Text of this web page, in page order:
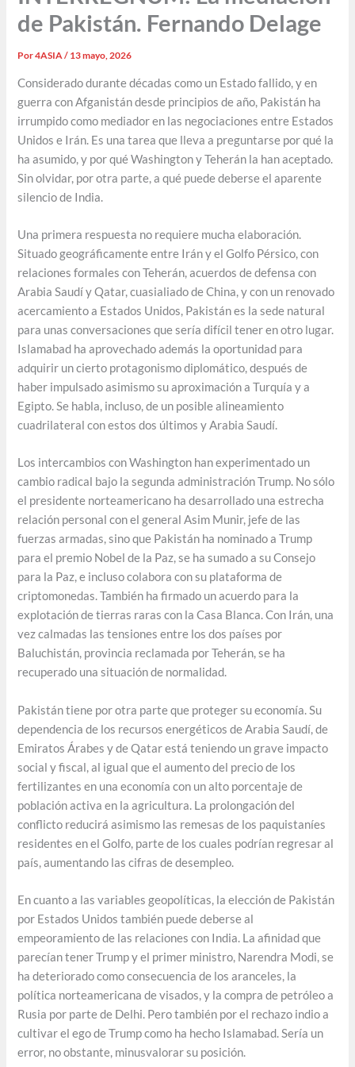
de Pakistán. Fernando Delage
Por4ASIA/ 13 mayo, 2026
Considerado durante décadas como un Estado fallido, y en
guerra con Afganistán desde principios de año, Pakistán ha
irrumpido como mediador en las negociaciones entre Estados
Unidos e Irán. Es una tarea que lleva a preguntarse por qué la
ha asumido, y por qué Washington y Teherán la han aceptado.
Sin olvidar, por otra parte, a qué puede deberse el aparente
silencio de India.
Una primera respuesta no requiere mucha elaboración.
Situado geográficamente entre Irán y el Golfo Pérsico, con
relaciones formales con Teherán, acuerdos de defensa con
Arabia Saudí y Qatar, cuasialiado de China, y con un renovado
acercamiento a Estados Unidos, Pakistán es la sede natural
para unas conversaciones que sería difícil tener en otro lugar.
Islamabad ha aprovechado además la oportunidad para
adquirir un cierto protagonismo diplomático, después de
haber impulsado asimismo su aproximación a Turquía y a
Egipto. Se habla, incluso, de un posible alineamiento
cuadrilateral con estos dos últimos y Arabia Saudí.
Los intercambios con Washington han experimentado un
cambio radical bajo la segunda administración Trump. No sólo
el presidente norteamericano ha desarrollado una estrecha
relación personal con el general Asim Munir, jefe de las
fuerzas armadas, sino que Pakistán ha nominado a Trump
para el premio Nobel de la Paz, se ha sumado a su Consejo
para la Paz, e incluso colabora con su plataforma de
criptomonedas. También ha firmado un acuerdo para la
explotación de tierras raras con la Casa Blanca. Con Irán, una
vez calmadas las tensiones entre los dos países por
Baluchistán, provincia reclamada por Teherán, se ha
recuperado una situación de normalidad.
Pakistán tiene por otra parte que proteger su economía. Su
dependencia de los recursos energéticos de Arabia Saudí, de
Emiratos Árabes y de Qatar está teniendo un grave impacto
social y fiscal, al igual que el aumento del precio de los
fertilizantes en una economía con un alto porcentaje de
población activa en la agricultura. La prolongación del
conflicto reducirá asimismo las remesas de los paquistaníes
residentes en el Golfo, parte de los cuales podrían regresar al
país, aumentando las cifras de desempleo.
En cuanto a las variables geopolíticas, la elección de Pakistán
por Estados Unidos también puede deberse al
empeoramiento de las relaciones con India. La afinidad que
parecían tener Trump y el primer ministro, Narendra Modi, se
ha deteriorado como consecuencia de los aranceles, la
política norteamericana de visados, y la compra de petróleo a
Rusia por parte de Delhi. Pero también por el rechazo indio a
cultivar el ego de Trump como ha hecho Islamabad. Sería un
error, no obstante, minusvalorar su posición.